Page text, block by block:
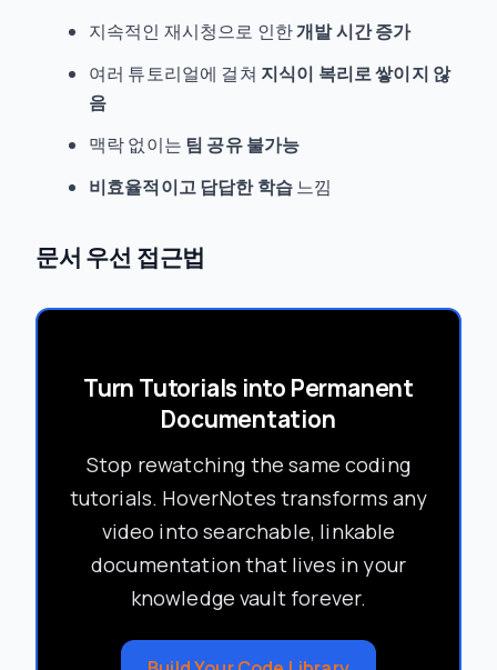
지속적인 재시청으로 인한개발 시간 증가
여러 튜토리얼에 걸쳐 지식이 복리로 쌓이지 않
음
맥락 없이는 팀 공유 불가능
비효율적이고 답답한 학습느낌
문서 우선 접근법
Turn Tutorials into Permanent
Documentation
Stop rewatching the same coding
tutorials. HoverNotes transforms any
video into searchable, linkable
documentation that lives in your
knowledge vault forever.